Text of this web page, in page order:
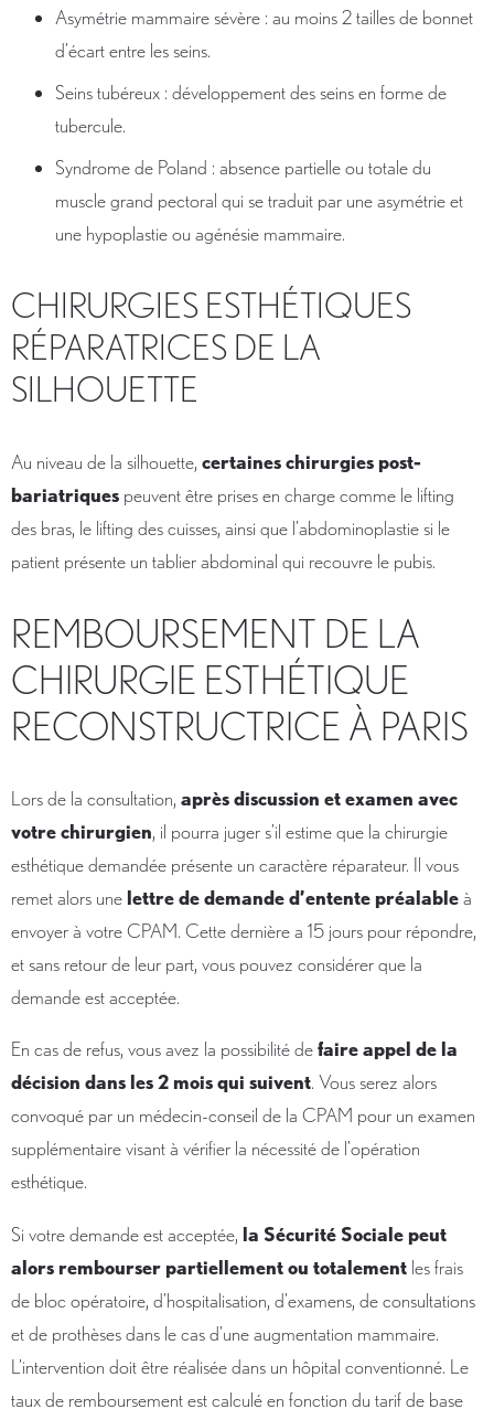
Asymétrie mammaire sévère : au moins 2 tailles de bonnet
d’écart entre les seins.
Seins tubéreux : développement des seins en forme de
tubercule.
Syndrome de Poland : absence partielle ou totale du
muscle grand pectoral qui se traduit par une asymétrie et
une hypoplastie ou agénésie mammaire.
CHIRURGIES ESTHÉTIQUES
RÉPARATRICES DE LA
SILHOUETTE
Au niveau de la silhouette, certaines chirurgies post-
bariatriques peuvent être prises en charge comme le lifting
des bras, le lifting des cuisses, ainsi que l’abdominoplastie si le
patient présente un tablier abdominal qui recouvre le pubis.
REMBOURSEMENT DE LA
CHIRURGIE ESTHÉTIQUE
RECONSTRUCTRICE À PARIS
Lors de la consultation, après discussion et examen avec
votre chirurgien, il pourra juger s’il estime que la chirurgie
esthétique demandée présente un caractère réparateur. Il vous
remet alors unelettre de demande d’entente préalableà
envoyer à votre CPAM. Cette dernière a 15 jours pour répondre,
et sans retour de leur part, vous pouvez considérer que la
demande est acceptée.
En cas de refus, vous avez la possibilité defaire appel de la
décision dans les 2 mois qui suivent. Vous serez alors
convoqué par un médecin-conseil de la CPAM pour un examen
supplémentaire visant à vérifier la nécessité de l’opération
esthétique.
Si votre demande est acceptée, la Sécurité Sociale peut
alors rembourser partiellement ou totalement les frais
de bloc opératoire, d’hospitalisation, d’examens, de consultations
et de prothèses dans le cas d’une augmentation mammaire.
L’intervention doit être réalisée dans un hôpital conventionné. Le
taux de remboursement est calculé en fonction du tarif de base